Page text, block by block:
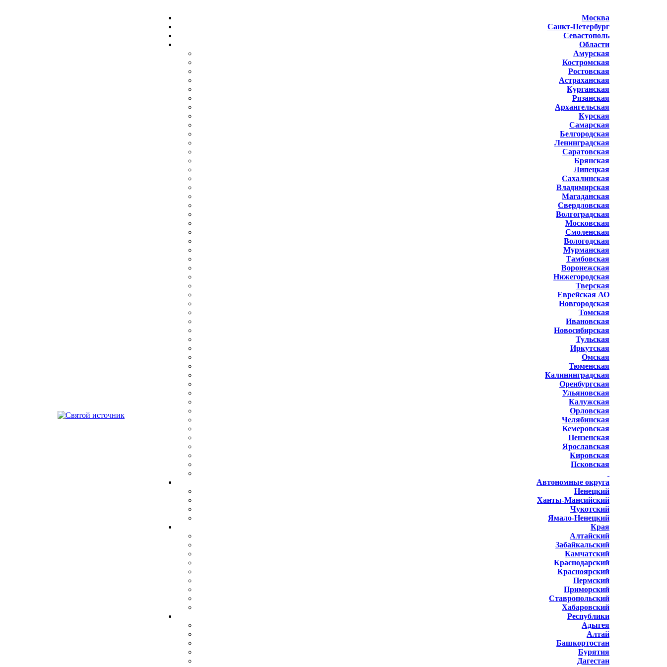
Москва
Санкт-Петербург
Севастополь
Области
Амурская
Костромская
Ростовская
Астраханская
Курганская
Рязанская
Архангельская
Курская
Самарская
Белгородская
Ленинградская
Саратовская
Брянская
Липецкая
Сахалинская
Владимирская
Магаданская
Свердловская
Волгоградская
Московская
Смоленская
Вологодская
Мурманская
Тамбовская
Воронежская
Нижегородская
Тверская
Еврейская АО
Новгородская
Томская
Ивановская
Новосибирская
Тульская
Иркутская
Омская
Тюменская
Калининградская
Оренбургская
Ульяновская
Калужская
Орловская
Челябинская
Кемеровская
Пензенская
Ярославская
Кировская
Псковская
Автономные округа
Ненецкий
Ханты-Мансийский
Чукотский
Ямало-Ненецкий
Края
Алтайский
Забайкальский
Камчатский
Краснодарский
Красноярский
Пермский
Приморский
Ставропольский
Хабаровский
Республики
Адыгея
Алтай
Башкортостан
Бурятия
Дагестан